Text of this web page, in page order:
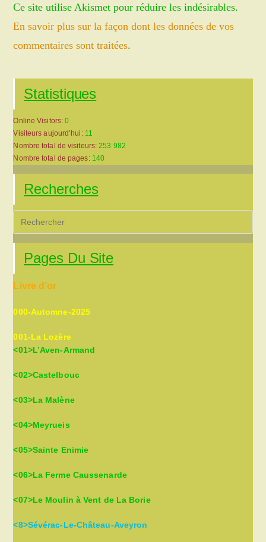
(facultatif)
Ce site utilise Akismet pour réduire les indésirables.
En savoir plus sur la façon dont les données de vos
commentaires sont traitées.
Statistiques
Online Visitors:0
Visiteurs aujourd’hui: 11
Nombre total de visiteurs:253 982
Nombre total de pages: 140
Recherches
Pages Du Site
Livre d’or
000-Automne-2025
001-La Lozère
<01>L’Aven-Armand
<02>Castelbouc
<03>La Malène
<04>Meyrueis
<05>Sainte Enimie
<06>La Ferme Caussenarde
<07>Le Moulin à Vent de La Borie
<8>Sévérac-Le-Château-Aveyron